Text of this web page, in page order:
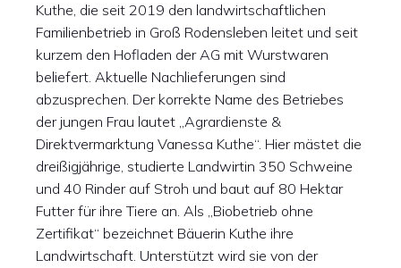
Kuthe, die seit 2019 den landwirtschaftlichen
Familienbetrieb in Groß Rodensleben leitet und seit
kurzem den Hofladen der AG mit Wurstwaren
beliefert. Aktuelle Nachlieferungen sind
abzusprechen. Der korrekte Name des Betriebes
der jungen Frau lautet „Agrardienste &
Direktvermarktung Vanessa Kuthe“. Hier mästet die
dreißigjährige, studierte Landwirtin 350 Schweine
und 40 Rinder auf Stroh und baut auf 80 Hektar
Futter für ihre Tiere an. Als „Biobetrieb ohne
Zertifikat“ bezeichnet Bäuerin Kuthe ihre
Landwirtschaft. Unterstützt wird sie von der